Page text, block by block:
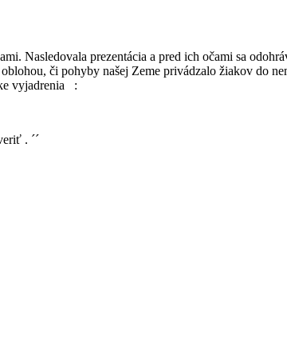
Nasledovala prezentácia a pred ich očami sa
či pohyby našej Zeme privádzalo žiakov do
vyjadrenia :
. ´´